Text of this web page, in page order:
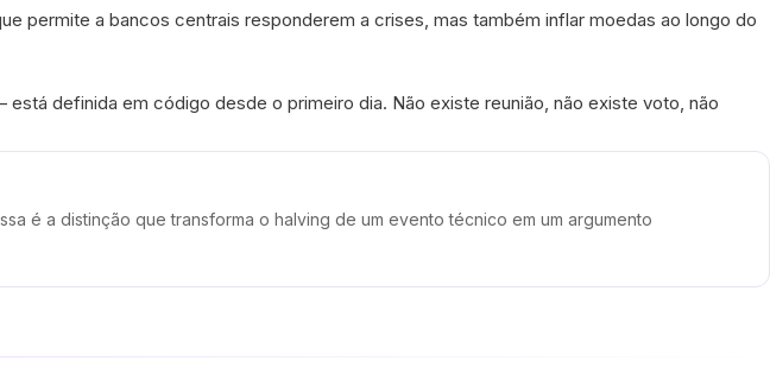
permite a bancos centrais responderem a crises, mas também inflar moedas ao longo do
definida em código desde o primeiro dia. Não existe reunião, não existe voto, não
é a distinção que transforma o halving de um evento técnico em um argumento